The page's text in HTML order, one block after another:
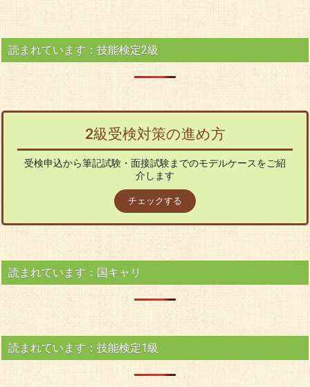
読まれています：技能検定2級
2級受検対策の進め方
受検申込から筆記試験・面接試験までのモデルケースをご紹
介します
チェックする
読まれています：国キャリ
読まれています：技能検定1級